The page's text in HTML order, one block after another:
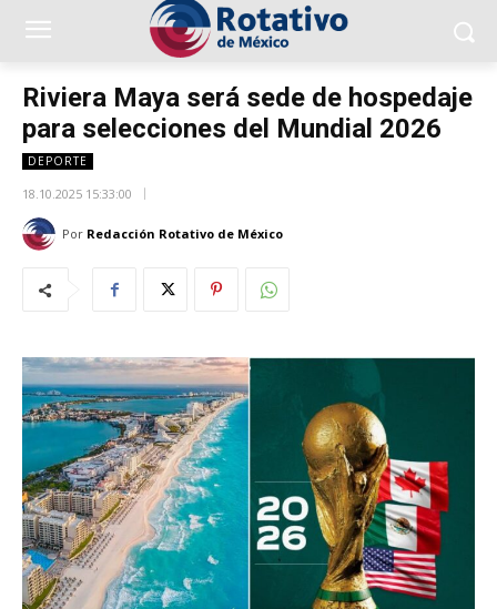
Riviera Maya será sede de hospedaje
para selecciones del Mundial 2026
DEPORTE
18.10.2025 15:33:00
Por Redacción Rotativo de México